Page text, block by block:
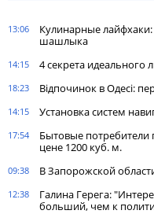
13:06
Кулинарные
шашлыка
14:15 4 секрета
18:23 Відпочинок в Одесі:
14:15 Установка систем
17:54
Бытовые потребители
цене 1200 куб. м.
09:38 В Запорожской
12:38
Галина Герега:
больший, чем к